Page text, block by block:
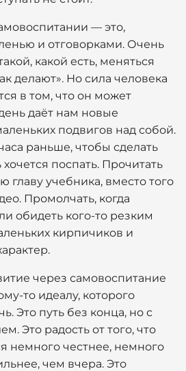
— это,
и отговорками. Очень
какой есть, меняться
делают». Но сила человека
в том, что он может
даёт нам новые
подвигов над собой.
раньше, чтобы сделать
хочется поспать. Прочитать
учебника, вместо того
Промолчать, когда
обидеть кого-то резким
кирпичиков и
через самовоспитание
то идеалу, которого
Это путь без конца, но с
Это радость от того, что
немного честнее, немного
чем вчера. Это